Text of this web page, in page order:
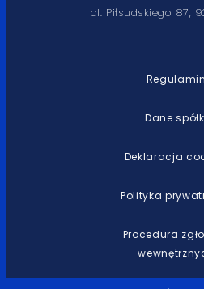
al. Piłsudskiego 87,
Regulamin
Dane
Deklaracja
Polityka
Procedura